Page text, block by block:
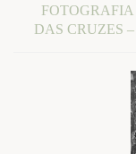
DAS CRUZES